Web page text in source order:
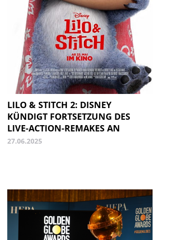
LILO & STITCH 2: DISNEY
KÜNDIGT FORTSETZUNG DES
LIVE-ACTION-REMAKES AN
27.06.2025